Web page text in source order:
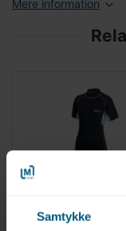
Samtykke
Mere information
Neopdrendragt til